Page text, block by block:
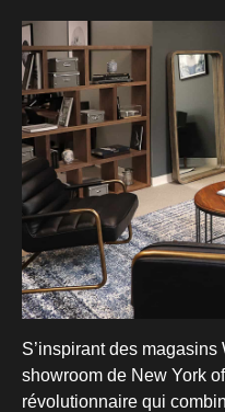
S’inspirant des
showroom de New York
révolutionnaire qui